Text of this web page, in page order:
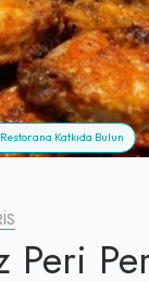
Restorana Katkıda Bulun
Peri